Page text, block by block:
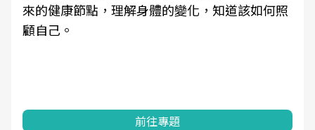
來的健康節點，理解身體的變化，知道該如何照
顧自己。
前往專題